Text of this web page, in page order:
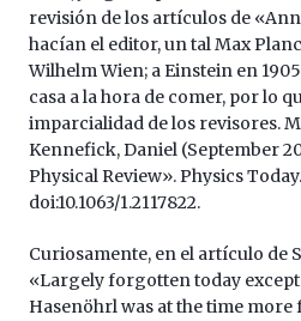
revisión de los artículos de
hacían el editor, un tal Max
Wilhelm Wien; a Einstein en
casa a la hora de comer, por lo
imparcialidad de los revisores.
Kennefick, Daniel (September
Physical Review». Physics
doi:10.1063/1.2117822.
Curiosamente, en el artículo de
«Largely forgotten today
Hasenöhrl was at the time